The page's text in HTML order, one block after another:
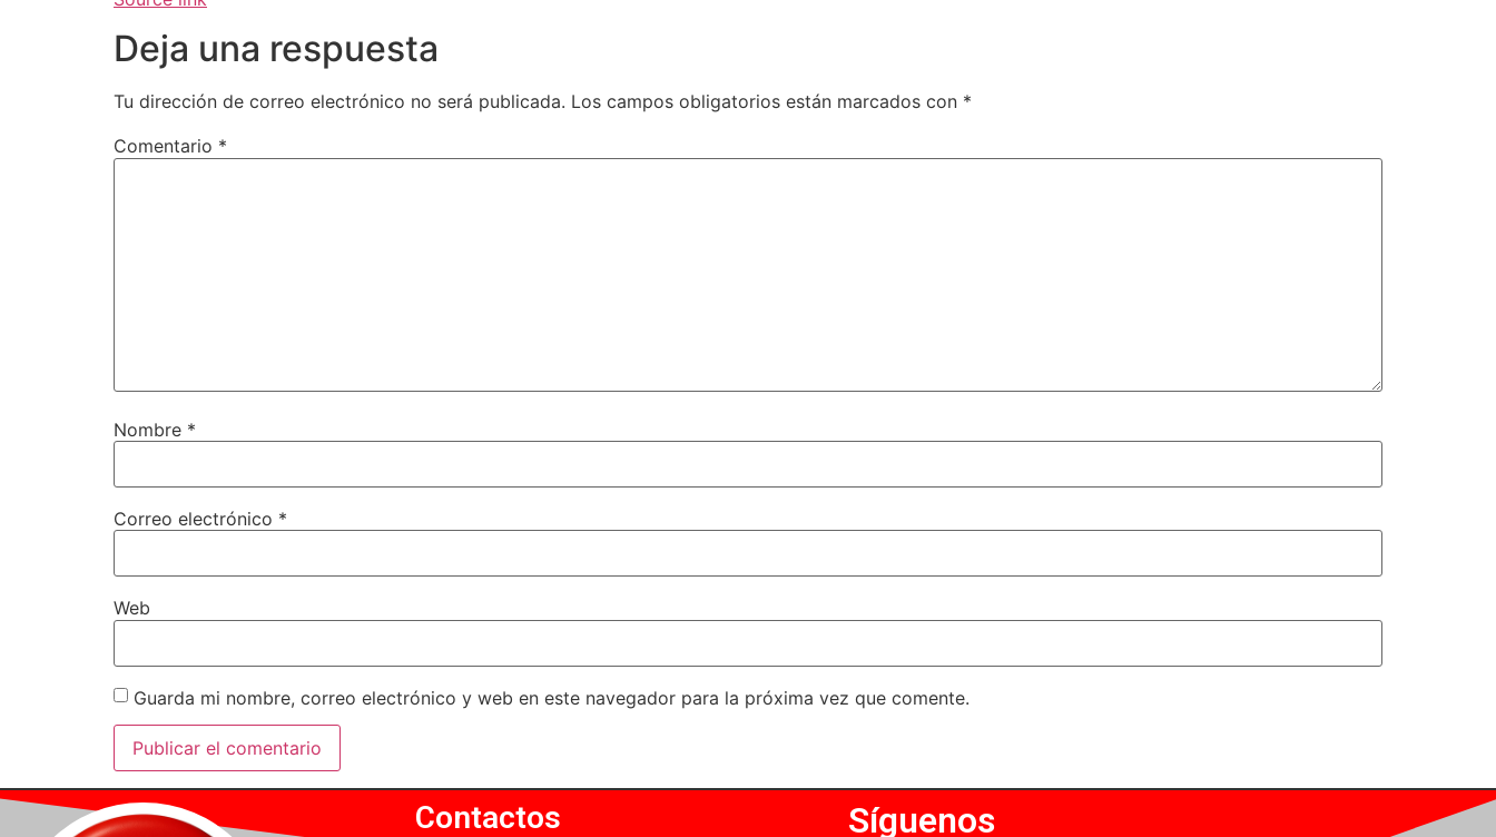
Deja una respuesta
Tu dirección de correo electrónico no será publicada. Los campos obligatorios están marcados con *
Comentario *
Nombre *
Correo electrónico *
Web
Guarda mi nombre, correo electrónico y web en este navegador para la próxima vez que comente.
Contactos Síguenos